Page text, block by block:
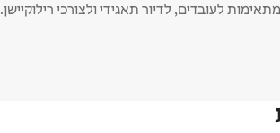
לעובדים, לדיור תאגידי ולצורכי רילוקיישן.